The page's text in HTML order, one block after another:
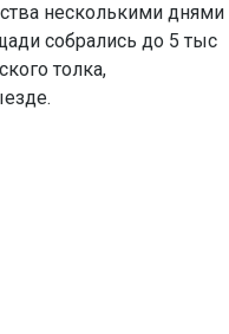
несколькими днями
собрались до 5 тыс
толка,